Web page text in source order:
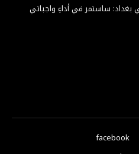
بغداد: ساستمر في أداءِ واجباتي
facebook